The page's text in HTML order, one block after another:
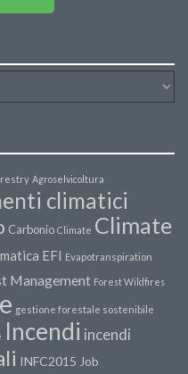
Agroselvicoltura
climatici
Carbonio Climate Climate
EFI Evapotranspiration
Management Forest Wildfires
gestione forestale sostenibile
Incendi incendi
INFC2015 Job